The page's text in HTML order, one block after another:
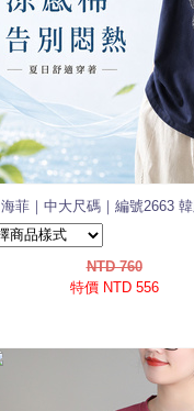
海菲｜中大尺碼｜編號2663
NTD 760
特價 NTD 556